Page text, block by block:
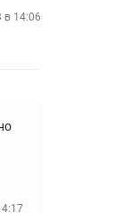
в 14:06